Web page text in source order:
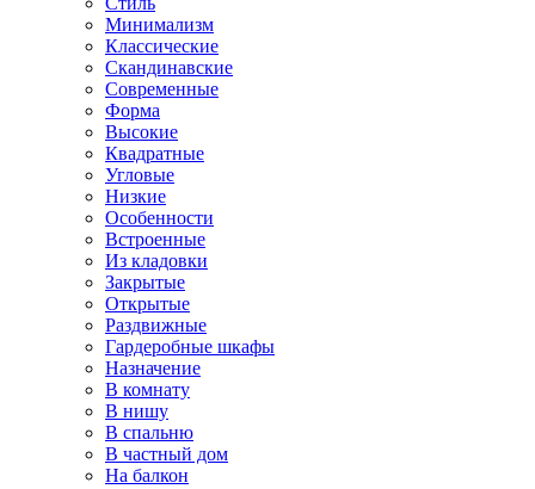
Минимализм
Классические
Скандинавские
Современные
Форма
Высокие
Квадратные
Угловые
Низкие
Особенности
Встроенные
Из кладовки
Закрытые
Открытые
Раздвижные
Гардеробные шкафы
Назначение
В комнату
В нишу
В спальню
В частный дом
На балкон